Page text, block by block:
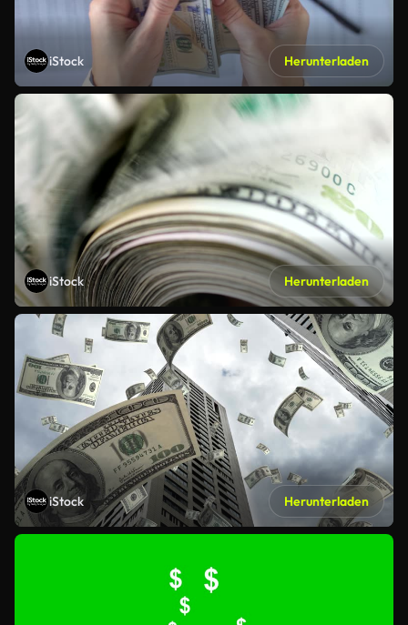
iStock Herunterladen
iStock Herunterladen
iStock Herunterladen